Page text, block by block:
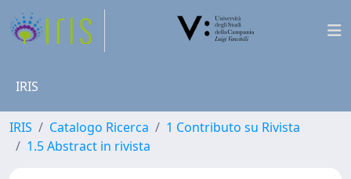
IRIS
IRIS Catalogo Ricerca
1 Contributo su Rivista
1.5 Abstract in rivista